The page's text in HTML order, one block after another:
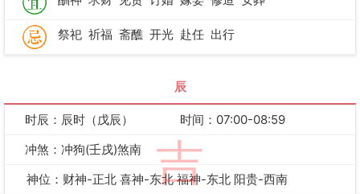
祭祀 祈福 斋醮 开光 赴任 出行
辰
吉
时辰：辰时（戊辰）
时间：07:00-08:59
冲煞：冲狗(壬戌)煞南
神位：财神-正北 喜神-东北 福神-东北 阳贵-西南